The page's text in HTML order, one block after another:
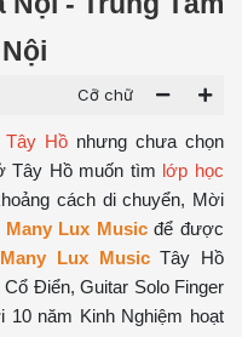
Cỡ chữ
Tây Hồ nhưng chưa chọn
Tây Hồ muốn tìm lớp học
cách di chuyển, Mời
Many Lux Music để được
Many Lux MusicTây Hồ
Điển, Guitar Solo Finger
năm Kinh Nghiệm hoạt